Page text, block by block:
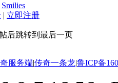
Smilies
| 立即注册
后跳转到最后一页
服务端|传奇一条龙|鲁ICP备